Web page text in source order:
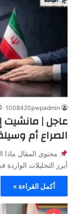
1008420pwpadmin
عاجل | مانشيت
الصراع أم
محتوى المقال ماذا
أبرز التحليلات الواردة
أكمل القراءة »